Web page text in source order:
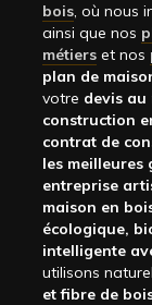
bois, où nous
ainsi que nos
métiers et nos
plan de
votre devis
construction
contrat de
les meilleures
entreprise
maison en
écologique,
intelligente
utilisons
et fibre de